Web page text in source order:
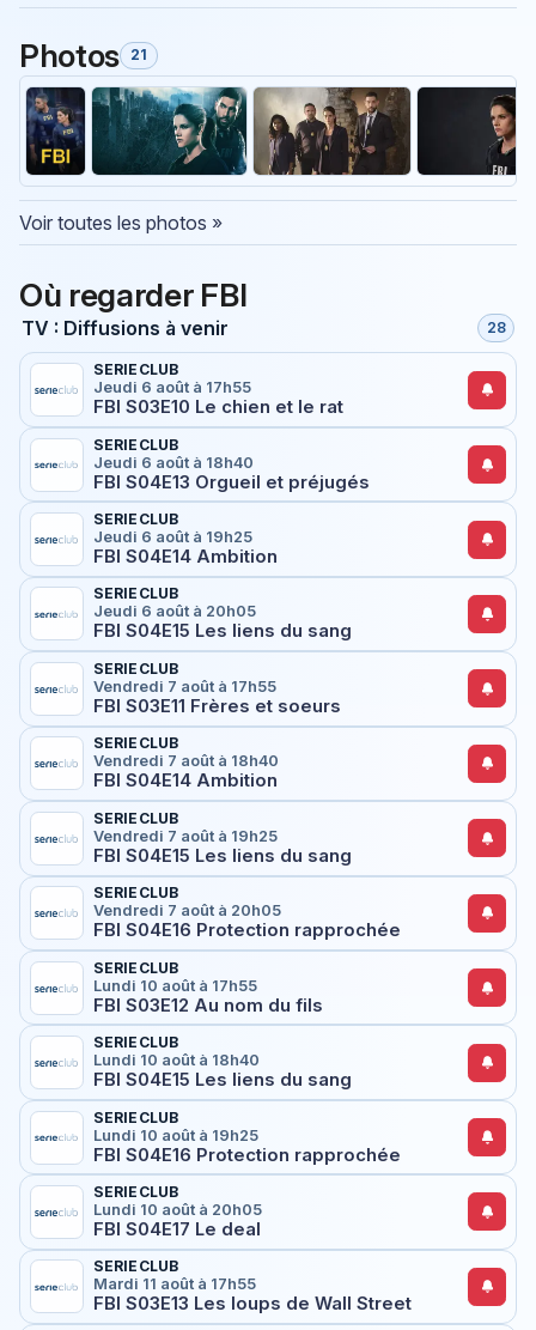
Photos 21
Voir toutes les photos »
Où regarder FBI
TV : Diffusions à venir 28
SERIECLUB
Jeudi 6 août à 17h55
FBI S03E10 Le chien et le rat
SERIECLUB
Jeudi 6 août à 18h40
FBI S04E13 Orgueil et préjugés
SERIECLUB
Jeudi 6 août à 19h25
FBI S04E14 Ambition
SERIECLUB
Jeudi 6 août à 20h05
FBI S04E15 Les liens du sang
SERIECLUB
Vendredi 7 août à 17h55
FBI S03E11 Frères et soeurs
SERIECLUB
Vendredi 7 août à 18h40
FBI S04E14 Ambition
SERIECLUB
Vendredi 7 août à 19h25
FBI S04E15 Les liens du sang
SERIECLUB
Vendredi 7 août à 20h05
FBI S04E16 Protection rapprochée
SERIECLUB
Lundi 10 août à 17h55
FBI S03E12 Au nom du fils
SERIECLUB
Lundi 10 août à 18h40
FBI S04E15 Les liens du sang
SERIECLUB
Lundi 10 août à 19h25
FBI S04E16 Protection rapprochée
SERIECLUB
Lundi 10 août à 20h05
FBI S04E17 Le deal
SERIECLUB
Mardi 11 août à 17h55
FBI S03E13 Les loups de Wall Street